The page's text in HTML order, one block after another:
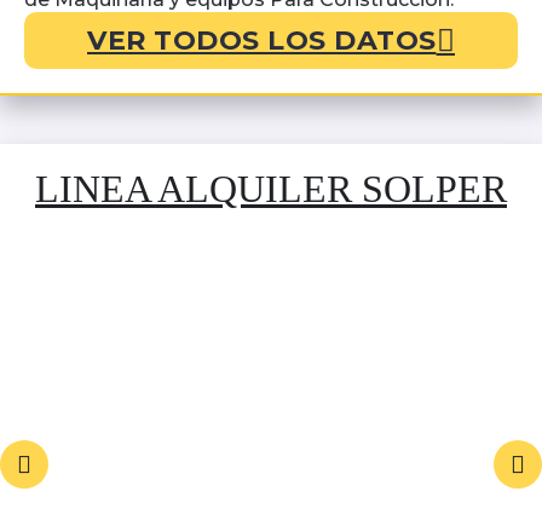
VER TODOS LOS DATOS
LINEA ALQUILER SOLPER